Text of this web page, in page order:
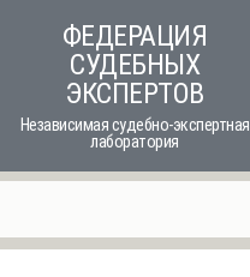
ФЕДЕРАЦИЯ
СУДЕБНЫХ
ЭКСПЕРТОВ
Независимая судебно-экспертная
лаборатория